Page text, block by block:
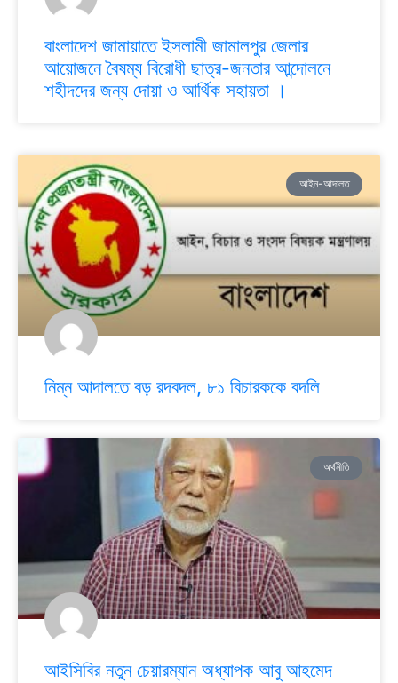
বাংলাদেশ জামায়াতে ইসলামী জামালপুর জেলার
আয়োজনে বৈষম্য বিরোধী ছাত্র-জনতার আন্দোলনে
শহীদদের জন্য দোয়া ও আর্থিক সহায়তা ।
আইন-আদালত
নিম্ন আদালতে বড় রদবদল, ৮১ বিচারককে বদলি
অর্থনীতি
আইসিবির নতুন চেয়ারম্যান অধ্যাপক আবু আহমেদ